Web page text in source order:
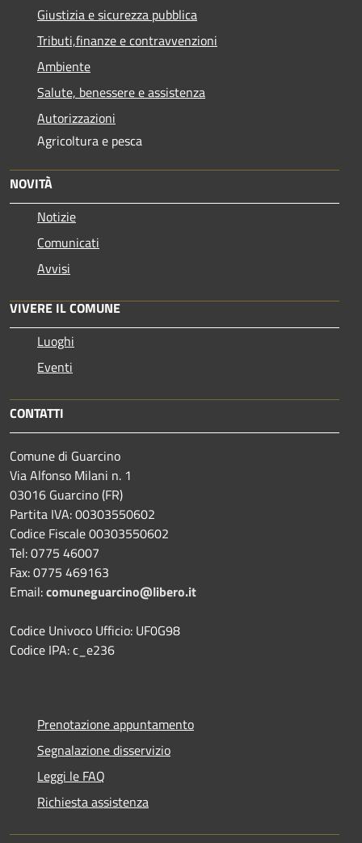
Giustizia e sicurezza pubblica
Tributi,finanze e contravvenzioni
Ambiente
Salute, benessere e assistenza
Autorizzazioni
Agricoltura e pesca
NOVITÀ
Notizie
Comunicati
Avvisi
VIVERE IL COMUNE
Luoghi
Eventi
CONTATTI
Comune di Guarcino
Via Alfonso Milani n. 1
03016 Guarcino (FR)
Partita IVA: 00303550602
Codice Fiscale 00303550602
Tel: 0775 46007
Fax: 0775 469163
Email:comuneguarcino@libero.it
Codice Univoco Ufficio: UF0G98
Codice IPA: c_e236
Prenotazione appuntamento
Segnalazione disservizio
Leggi le FAQ
Richiesta assistenza